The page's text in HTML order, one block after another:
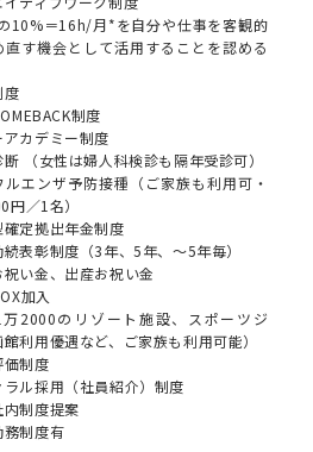
10%＝16h/月*を自分や仕事を客観的
直す機会として活用することを認める
制度
カデミー制度
（女性は婦人科検診も隔年受診可）
エンザ予防接種（ご家族も利用可・
円／1名）
定拠出年金制度
表彰制度（3年、5年、～5年毎）
い金、出産お祝い金
加入
万2000のリゾート施設、スポーツジ
利用優遇など、ご家族も利用可能）
制度
ル採用（社員紹介）制度
制度提案
制度有